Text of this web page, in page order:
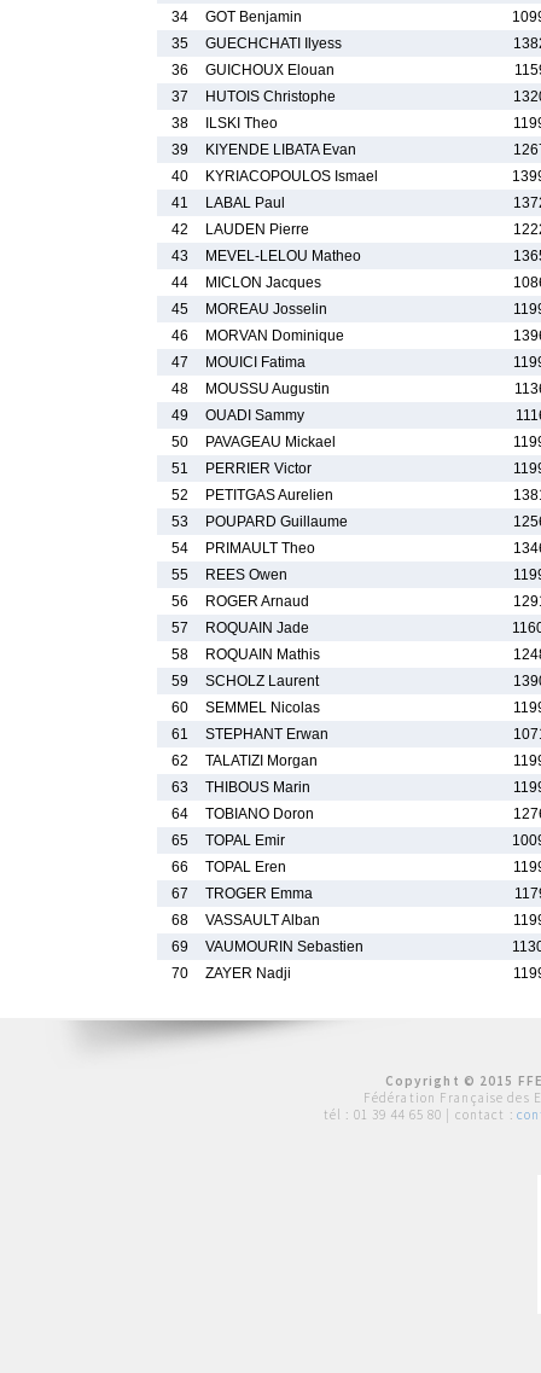
34
GOT Benjamin
35
GUECHCHATI Ilyess
36
GUICHOUX Elouan
37
HUTOIS Christophe
38
ILSKI Theo
39
KIYENDE LIBATA Evan
40
KYRIACOPOULOS Ismael
41
LABAL Paul
42
LAUDEN Pierre
43
MEVEL-LELOU Matheo
44
MICLON Jacques
45
MOREAU Josselin
46
MORVAN Dominique
47
MOUICI Fatima
48
MOUSSU Augustin
49
OUADI Sammy
50
PAVAGEAU Mickael
51
PERRIER Victor
52
PETITGAS Aurelien
53
POUPARD Guillaume
54
PRIMAULT Theo
55
REES Owen
56
ROGER Arnaud
57
ROQUAIN Jade
58
ROQUAIN Mathis
59
SCHOLZ Laurent
60
SEMMEL Nicolas
61
STEPHANT Erwan
62
TALATIZI Morgan
63
THIBOUS Marin
64
TOBIANO Doron
65
TOPAL Emir
66
TOPAL Eren
67
TROGER Emma
68
VASSAULT Alban
69
VAUMOURIN Sebastien
70
ZAYER Nadji
Copyright © 2015
Fédération Française des
tél : 01 39 44 65 80 | contact :